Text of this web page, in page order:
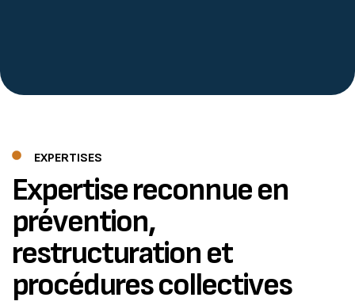
EXPERTISES
Expertise reconnue en
prévention,
restructuration et
procédures collectives